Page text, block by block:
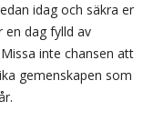
idag och säkra er
en dag fylld av
inte chansen att
gemenskapen som